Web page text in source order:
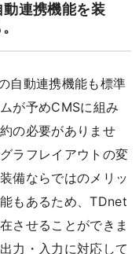
連携機能を装
自動連携機能も標準
が予めCMSに組み
の必要がありませ
ラフレイアウトの変
備ならではのメリッ
もあるため、TDnet
させることができま
力・入力に対応して